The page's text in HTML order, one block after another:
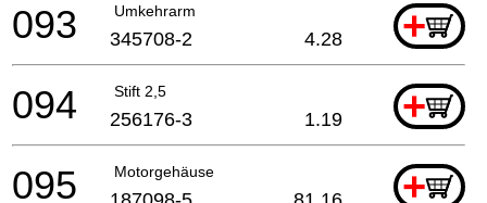
Umkehrarm +
093 345708-2 4.28
Stift 2,5 +
094 256176-3 1.19
Motorgehäuse +
095